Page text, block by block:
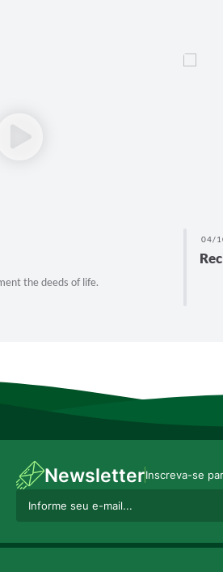
the deeds of life.
04/
NewsletterInscreva-se